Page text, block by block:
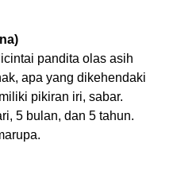
pandita olas asih
apa yang dikehendaki
pikiran iri, sabar.
5 bulan, dan 5 tahun.